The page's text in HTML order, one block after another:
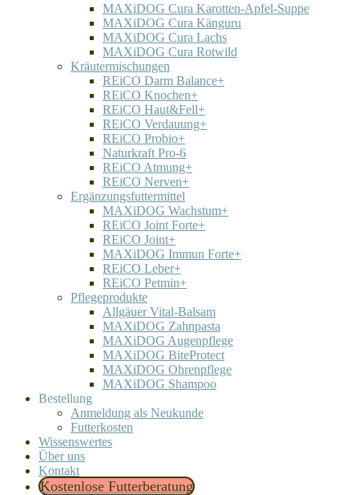
MAXiDOG Cura Karotten-Apfel-Suppe
MAXiDOG Cura Känguru
MAXiDOG Cura Lachs
MAXiDOG Cura Rotwild
Kräutermischungen
REiCO Darm Balance+
REiCO Knochen+
REiCO Haut&Fell+
REiCO Verdauung+
REiCO Probio+
Naturkraft Pro-6
REiCO Atmung+
REiCO Nerven+
Ergänzungsfuttermittel
MAXiDOG Wachstum+
REiCO Joint Forte+
REiCO Joint+
MAXiDOG Immun Forte+
REiCO Leber+
REiCO Petmin+
Pflegeprodukte
Allgäuer Vital-Balsam
MAXiDOG Zahnpasta
MAXiDOG Augenpflege
MAXiDOG BiteProtect
MAXiDOG Ohrenpflege
MAXiDOG Shampoo
Bestellung
Anmeldung als Neukunde
Futterkosten
Wissenswertes
Über uns
Kontakt
Kostenlose Futterberatung